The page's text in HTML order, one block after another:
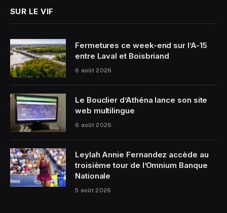
SUR LE VIF
Fermetures ce week-end sur l’A-15
entre Laval et Boisbriand
6 août 2026
Le Bouclier d’Athéna lance son site
web multilingue
6 août 2026
Leylah Annie Fernandez accède au
troisième tour de l’Omnium Banque
Nationale
5 août 2026